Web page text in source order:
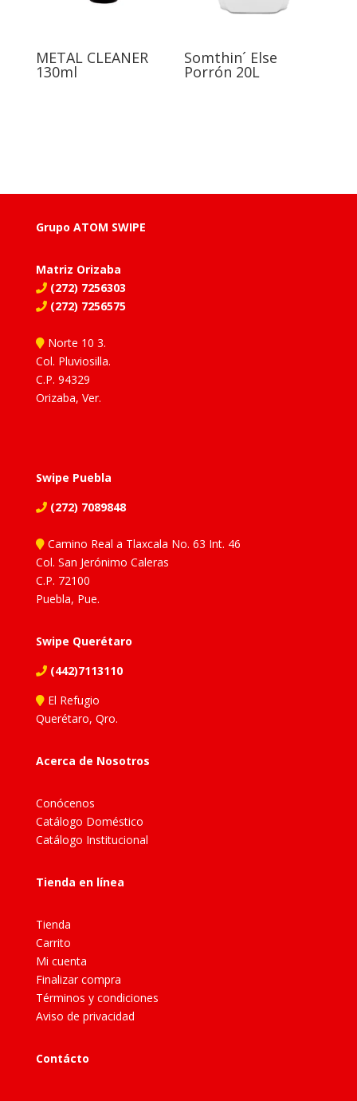
METAL CLEANER
130ml
Somthin´ Else
Porrón 20L
Grupo ATOM SWIPE
Matriz Orizaba
(272) 7256303
(272) 7256575
Norte 10 3.
Col. Pluviosilla.
C.P. 94329
Orizaba, Ver.
Swipe Puebla
(272) 7089848
Camino Real a Tlaxcala No. 63 Int. 46
Col. San Jerónimo Caleras
C.P. 72100
Puebla, Pue.
Swipe Querétaro
(442)7113110
El Refugio
Querétaro, Qro.
Acerca de Nosotros
Conócenos
Catálogo Doméstico
Catálogo Institucional
Tienda en línea
Tienda
Carrito
Mi cuenta
Finalizar compra
Términos y condiciones
Aviso de privacidad
Contácto